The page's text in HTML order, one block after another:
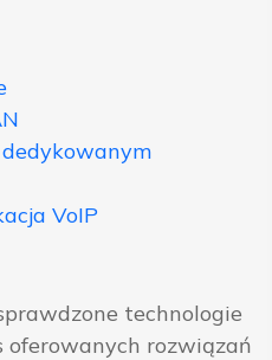
VoIP
technologie
oferowanych rozwiązań